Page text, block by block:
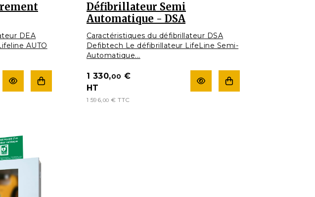
DEA
AUTO
Défibrillateur Semi
Automatique - DSA
Caractéristiques du défibrillateur DSA
Defibtech Le défibrillateur LifeLine Semi-
Automatique...
1 330,00 €
HT
1 596,00 € TTC